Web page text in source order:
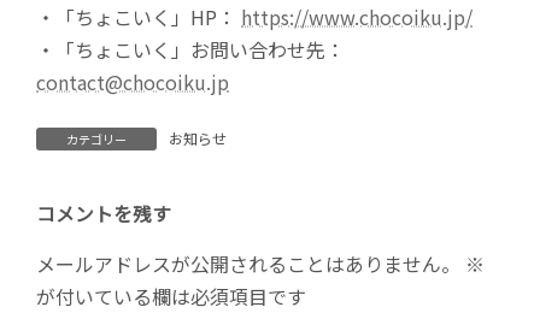
・「ちょこいく」HP： https://www.chocoiku.jp/
・「ちょこいく」お問い合わせ先：
contact@chocoiku.jp
カテゴリー お知らせ
コメントを残す
メールアドレスが公開されることはありません。
※
が付いている欄は必須項目です